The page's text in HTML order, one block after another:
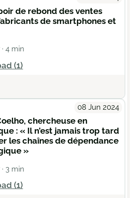
de rebond des ventes
de smartphones et
· 4 min
(1)
08 Jun 2024
chercheuse en
: « Il n’est jamais trop tard
les chaînes de dépendance
»
· 3 min
(1)